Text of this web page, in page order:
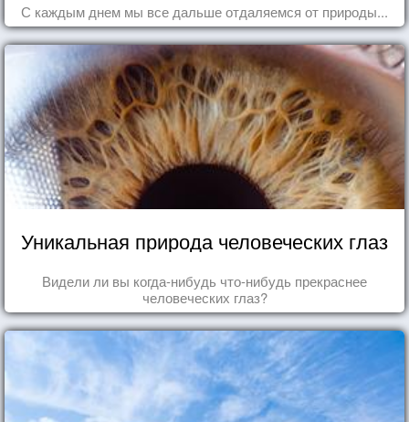
С каждым днем мы все дальше отдаляемся от природы...
Уникальная природа человеческих глаз
Видели ли вы когда-нибудь что-нибудь прекраснее
человеческих глаз?